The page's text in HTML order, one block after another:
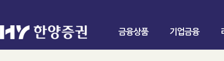
금융상품 기업금융